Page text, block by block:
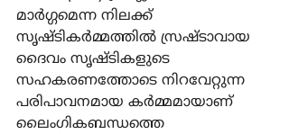
മാര്‍ഗ്ഗമെന്ന നിലക്ക്
സൃഷ്ടികര്‍മ്മത്തില്‍ സ്രഷ്ടാവായ
ദൈവം സൃഷ്ടികളുടെ
സഹകരണത്തോടെ നിറവേറ്റുന്ന
പരിപാവനമായ കര്‍മ്മമായാണ്
ലൈംഗികബന്ധത്തെ